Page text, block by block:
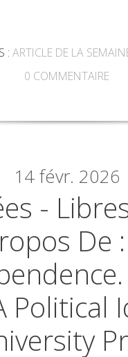
:ARTICLE DE LA
0 COMMENTAIRE
14 févr. 2026
-
Political